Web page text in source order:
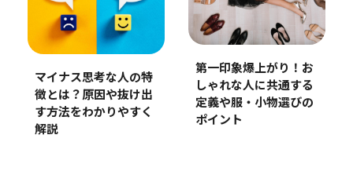
マイナス思考な人の特
徴とは？原因や抜け出
す方法をわかりやすく
解説
第一印象爆上がり！お
しゃれな人に共通する
定義や服・小物選びの
ポイント